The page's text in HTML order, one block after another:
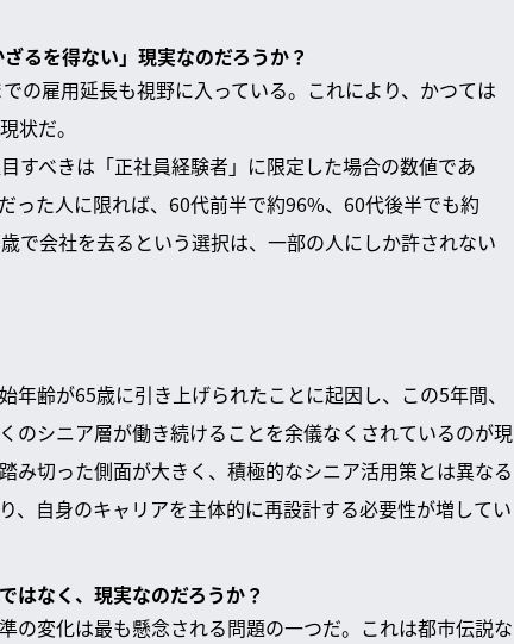
るを得ない」現実なのだろうか？
の雇用延長も視野に入っている。これにより、かつては
状だ。
すべきは「正社員経験者」に限定した場合の数値であ
った人に限れば、60代前半で約96%、60代後半でも約
で会社を去るという選択は、一部の人にしか許されない
齢が65歳に引き上げられたことに起因し、この5年間、
のシニア層が働き続けることを余儀なくされているのが現
み切った側面が大きく、積極的なシニア活用策とは異なる
、自身のキャリアを主体的に再設計する必要性が増してい
はなく、現実なのだろうか？
の変化は最も懸念される問題の一つだ。これは都市伝説な